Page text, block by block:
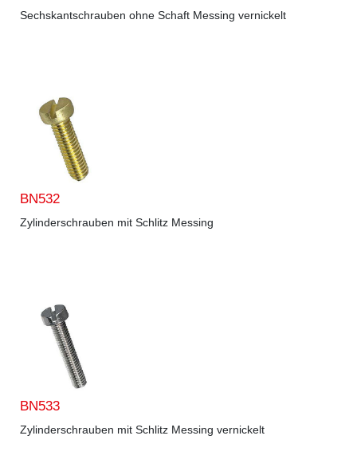
Sechskantschrauben ohne Schaft Messing vernickelt
BN532
Zylinderschrauben mit Schlitz Messing
BN533
Zylinderschrauben mit Schlitz Messing vernickelt